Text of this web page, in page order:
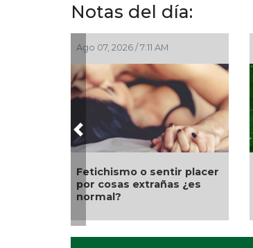
Notas del día:
Ago 07, 2026 / 4:30 AM
Día Mundial de los Faros:
guardianes de la
navegación marítima
Previous